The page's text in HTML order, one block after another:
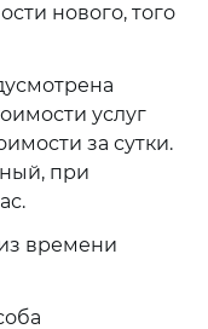
нового, того
услуг
за сутки.
при
времени